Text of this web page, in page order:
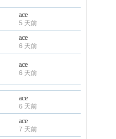
ace
5 天前
ace
6 天前
ace
6 天前
ace
6 天前
ace
7 天前